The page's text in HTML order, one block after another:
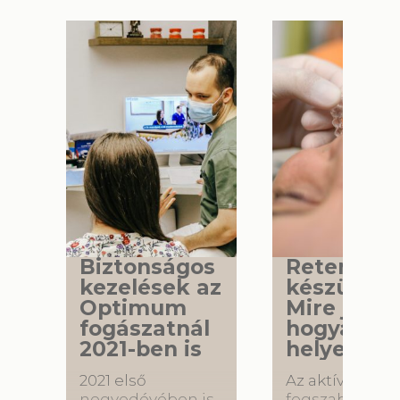
Biztonságos
kezelések az
Optimum
fogászatnál
2021-ben is
2021 első
Retenciós
készülék
Mire jó és
hogyan
helyesen?
Az aktív